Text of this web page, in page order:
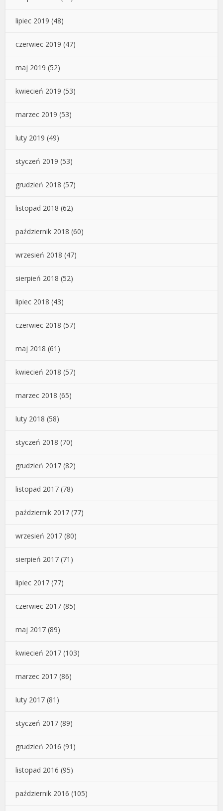
lipiec 2019 (48)
czerwiec 2019 (47)
maj 2019 (52)
kwiecień 2019 (53)
marzec 2019 (53)
luty 2019 (49)
styczeń 2019 (53)
grudzień 2018 (57)
listopad 2018 (62)
październik 2018 (60)
wrzesień 2018 (47)
sierpień 2018 (52)
lipiec 2018 (43)
czerwiec 2018 (57)
maj 2018 (61)
kwiecień 2018 (57)
marzec 2018 (65)
luty 2018 (58)
styczeń 2018 (70)
grudzień 2017 (82)
listopad 2017 (78)
październik 2017 (77)
wrzesień 2017 (80)
sierpień 2017 (71)
lipiec 2017 (77)
czerwiec 2017 (85)
maj 2017 (89)
kwiecień 2017 (103)
marzec 2017 (86)
luty 2017 (81)
styczeń 2017 (89)
grudzień 2016 (91)
listopad 2016 (95)
październik 2016 (105)